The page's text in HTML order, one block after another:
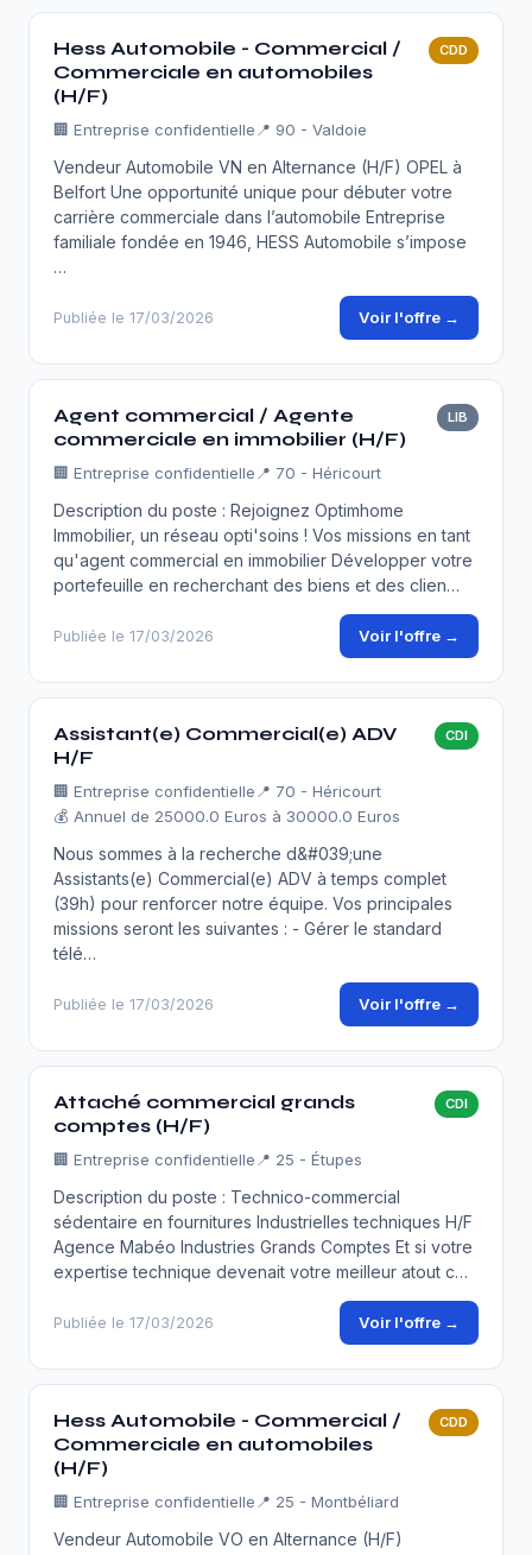
Hess Automobile - Commercial /
Commerciale en automobiles
(H/F)
CDD
🏢 Entreprise confidentielle 📍 90 - Valdoie
Vendeur Automobile VN en Alternance (H/F) OPEL à
Belfort Une opportunité unique pour débuter votre
carrière commerciale dans l’automobile Entreprise
familiale fondée en 1946, HESS Automobile s’impose
…
Publiée le 17/03/2026 Voir l'offre →
Agent commercial / Agente
commerciale en immobilier (H/F)
LIB
🏢 Entreprise confidentielle 📍 70 - Héricourt
Description du poste : Rejoignez Optimhome
Immobilier, un réseau opti'soins ! Vos missions en tant
qu'agent commercial en immobilier Développer votre
portefeuille en recherchant des biens et des clien…
Publiée le 17/03/2026 Voir l'offre →
Assistant(e) Commercial(e) ADV
H/F
CDI
🏢 Entreprise confidentielle 📍 70 - Héricourt
💰 Annuel de 25000.0 Euros à 30000.0 Euros
Nous sommes à la recherche d&#039;une
Assistants(e) Commercial(e) ADV à temps complet
(39h) pour renforcer notre équipe. Vos principales
missions seront les suivantes : - Gérer le standard
télé…
Publiée le 17/03/2026 Voir l'offre →
Attaché commercial grands
comptes (H/F)
CDI
🏢 Entreprise confidentielle 📍 25 - Étupes
Description du poste : Technico-commercial
sédentaire en fournitures Industrielles techniques H/F
Agence Mabéo Industries Grands Comptes Et si votre
expertise technique devenait votre meilleur atout c…
Publiée le 17/03/2026 Voir l'offre →
Hess Automobile - Commercial /
Commerciale en automobiles
(H/F)
CDD
🏢 Entreprise confidentielle 📍 25 - Montbéliard
Vendeur Automobile VO en Alternance (H/F)